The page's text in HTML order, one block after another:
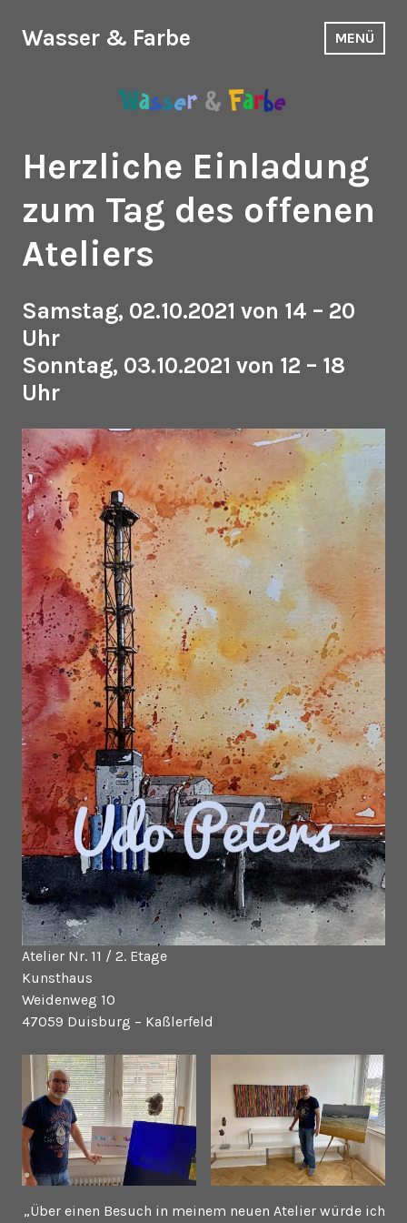
Inhalt
Wasser & Farbe MENÜ
Herzliche Einladung
zum Tag des offenen
Ateliers
Samstag, 02.10.2021 von 14 – 20
Uhr
Sonntag, 03.10.2021 von 12 – 18
Uhr
Atelier Nr. 11 / 2. Etage
Kunsthaus
Weidenweg 10
47059 Duisburg – Kaßlerfeld
„Über einen Besuch in meinem neuen Atelier würde ich